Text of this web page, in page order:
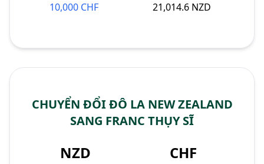
10,000 CHF
21,014.6 NZD
CHUYỂN ĐỔI ĐÔ LA NEW ZEALAND
SANG FRANC THỤY SĨ
NZD CHF